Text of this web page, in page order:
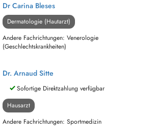
Dr Carina Bleses
Dermatologie (Hautarzt)
Andere Fachrichtungen: Venerologie
(Geschlechtskrankheiten)
Dr. Arnaud Sitte
Sofortige Direktzahlung verfügbar
Hausarzt
Andere Fachrichtungen: Sportmedizin